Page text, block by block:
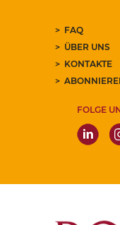
FAQ
ÜBER UNS
KONTAKTE
FOLGE